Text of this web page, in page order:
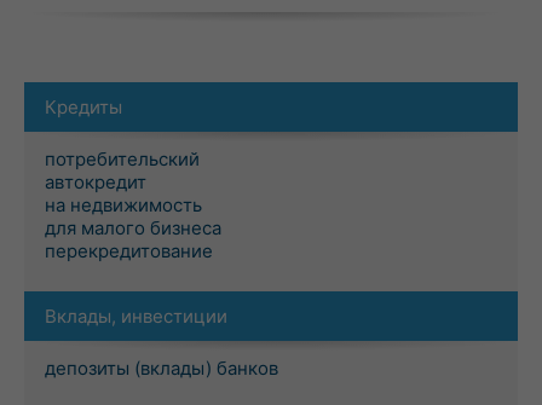
Кредиты
потребительский
автокредит
на недвижимость
для малого бизнеса
перекредитование
Вклады, инвестиции
депозиты (вклады) банков